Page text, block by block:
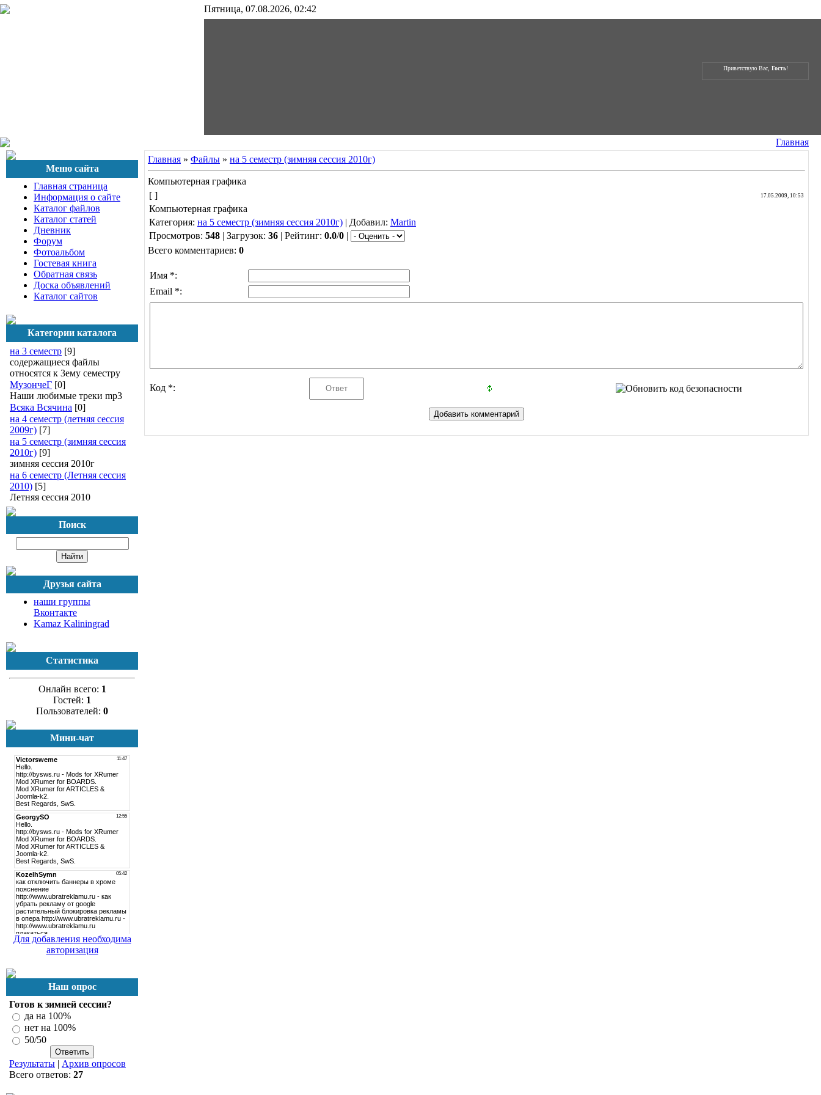
Пятница, 07.08.2026, 02:42
Приветствую Вас, Гость!
Главная
Меню сайта
Главная страница
Информация о сайте
Каталог файлов
Каталог статей
Дневник
Форум
Фотоальбом
Гостевая книга
Обратная связь
Доска объявлений
Каталог сайтов
Категории каталога
на 3 семестр [9]
содержащиеся файлы
относятся к 3ему семестру
МузончеГ [0]
Наши любимые треки mp3
Всяка Всячина [0]
на 4 семестр (летняя сессия
2009г) [7]
на 5 семестр (зимняя сессия
2010г) [9]
зимняя сессия 2010г
на 6 семестр (Летняя сессия
2010) [5]
Летняя сессия 2010
Поиск
Друзья сайта
наши группы
Вконтакте
Kamaz Kaliningrad
Статистика
Онлайн всего: 1
Гостей: 1
Пользователей: 0
Мини-чат
Для добавления необходима
авторизация
Наш опрос
Готов к зимней сессии?
да на 100%
нет на 100%
50/50
Результаты | Архив опросов
Всего ответов: 27
Главная » Файлы » на 5 семестр (зимняя сессия 2010г)
Компьютерная графика
[ ]
17.05.2009, 10:53
Компьютерная графика
Категория: на 5 семестр (зимняя сессия 2010г) | Добавил: Martin
Просмотров: 548 | Загрузок: 36 | Рейтинг: 0.0/0 |
Всего комментариев: 0
Имя *:
Email *:
Код *: